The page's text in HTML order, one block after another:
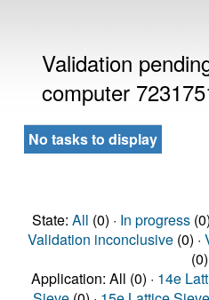
Validation
computer
No tasks to display
State: All (0) · In progress
Validation inconclusive(0) ·
(0)
Application: All (0) · 14e